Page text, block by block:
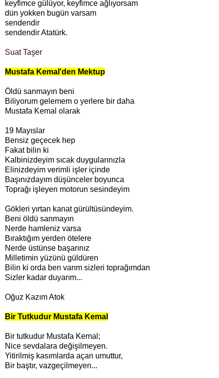
keyfimce gülüyor, keyfimce ağlıyorsam
dün yokken bugün varsam
sendendir
sendendir Atatürk.
Suat Taşer
Mustafa Kemal'den Mektup
Öldü sanmayın beni
Biliyorum gelemem o yerlere bir daha
Mustafa Kemal olarak
19 Mayıslar
Bensiz geçecek hep
Fakat bilin ki
Kalbinizdeyim sıcak duygularınızla
Elinizdeyim verimli işler içinde
Başınızdayım düşünceler boyunca
Toprağı işleyen motorun sesindeyim
Gökleri yırtan kanat gürültüsündeyim.
Beni öldü sanmayın
Nerde hamleniz varsa
Bıraktığım yerden ötelere
Nerde üstünse başarınız
Milletimin yüzünü güldüren
Bilin ki orda ben varım sizleri toprağımdan
Sizler kadar duyarım...
Oğuz Kazım Atok
Bir Tutkudur Mustafa Kemal
Bir tutkudur Mustafa Kemal;
Nice sevdalara değişilmeyen.
Yitirilmiş kasımlarda açan umuttur,
Bir baştır, vazgeçilmeyen...